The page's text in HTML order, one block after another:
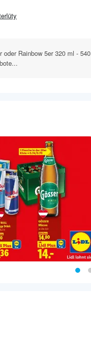
oder Rainbow 5er 320 ml - 540